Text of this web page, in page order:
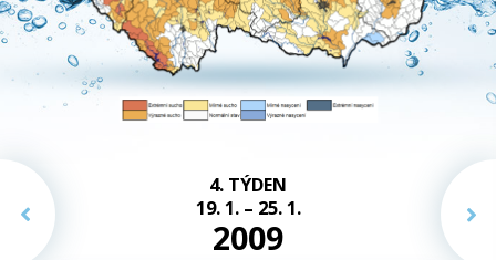
4. TÝDEN
19. 1. – 25. 1.
2009